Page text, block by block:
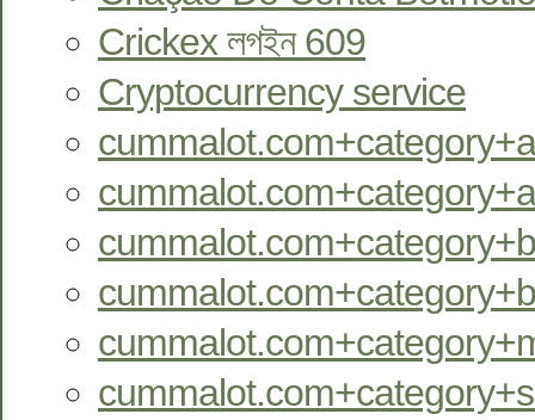
Crickex লগইন 609
Cryptocurrency service